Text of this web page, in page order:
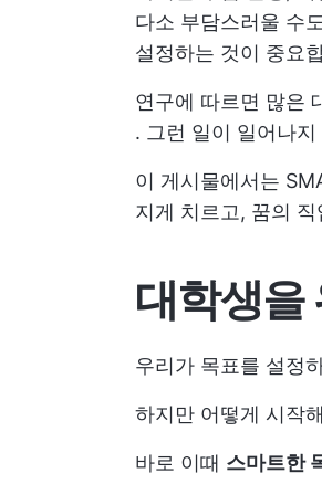
다소 부담스러울 수
설정하는 것이 중요
연구에 따르면 많은
. 그런 일이 일어나
이 게시물에서는
지게 치르고, 꿈의
대학생을
우리가 목표를 설정
하지만 어떻게 시작
바로 이때 스마트한